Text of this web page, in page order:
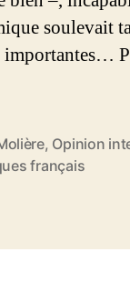
soulevait
importantes…
, Opinion
français